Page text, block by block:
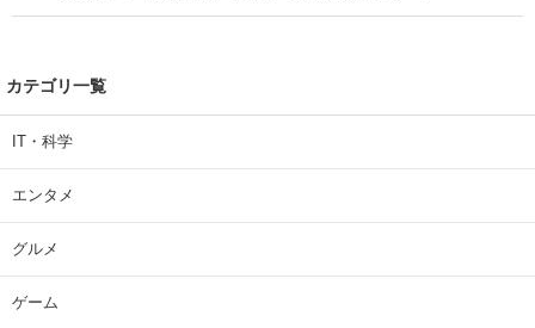
カテゴリ一覧
IT・科学
エンタメ
グルメ
ゲーム